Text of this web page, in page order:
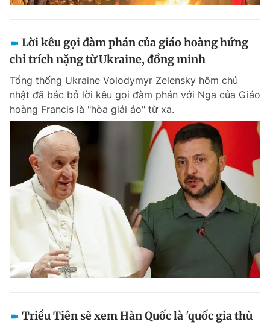
Lời kêu gọi đàm phán của giáo hoàng hứng
chỉ trích nặng từ Ukraine, đồng minh
Tổng thống Ukraine Volodymyr Zelensky hôm chủ
nhật đã bác bỏ lời kêu gọi đàm phán với Nga của Giáo
hoàng Francis là "hòa giải ảo" từ xa.
Triều Tiên sẽ xem Hàn Quốc là 'quốc gia thù